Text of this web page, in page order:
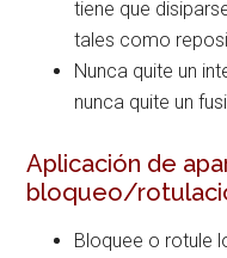
tiene que
tales como
Nunca quite un
nunca quite un
Aplicación de
bloqueo/
Bloquee o rotule